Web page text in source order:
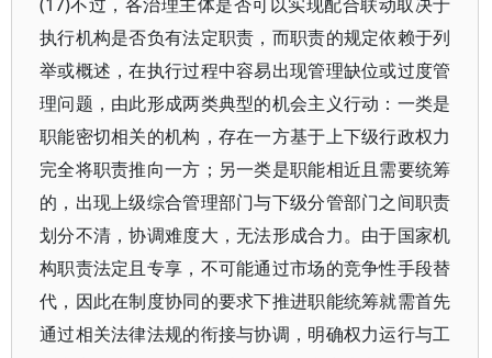
执行机构是否负有法定职责，而职责的规定依赖于列
举或概述，在执行过程中容易出现管理缺位或过度管
理问题，由此形成两类典型的机会主义行动：一类是
职能密切相关的机构，存在一方基于上下级行政权力
完全将职责推向一方；另一类是职能相近且需要统筹
的，出现上级综合管理部门与下级分管部门之间职责
划分不清，协调难度大，无法形成合力。由于国家机
构职责法定且专享，不可能通过市场的竞争性手段替
代，因此在制度协同的要求下推进职能统筹就需首先
通过相关法律法规的衔接与协调，明确权力运行与工